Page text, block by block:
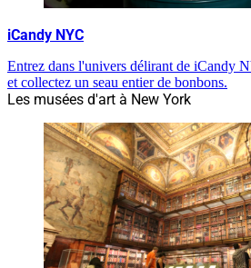
iCandy NYC
Entrez dans l'univers délirant de iCandy
et collectez un seau entier de bonbons.
Les musées d'art à New York